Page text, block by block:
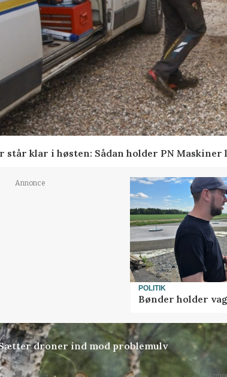
står klar i høsten: Sådan holder PN
Annonce
POLITIK
Bønder holder
droner ind mod problemulv